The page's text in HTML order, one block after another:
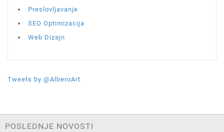
Preslovljavanje
SEO Optimizacija
Web Dizajn
Tweets by @AlberoArt
POSLEDNJE NOVOSTI